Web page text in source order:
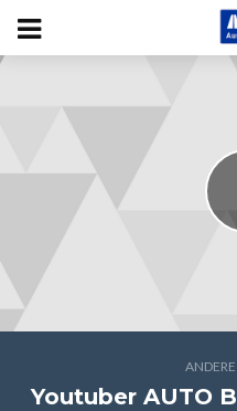
Youtuber AUTO